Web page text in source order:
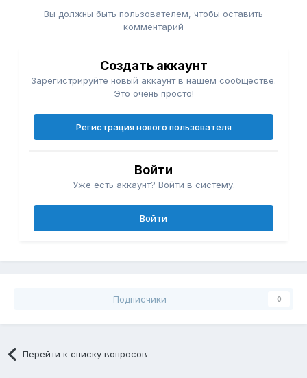
Вы должны быть пользователем, чтобы оставить
комментарий
Создать аккаунт
Зарегистрируйте новый аккаунт в нашем сообществе.
Это очень просто!
Регистрация нового пользователя
Войти
Уже есть аккаунт? Войти в систему.
Войти
Подписчики 0
Перейти к списку вопросов